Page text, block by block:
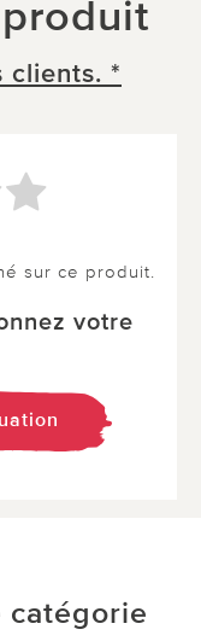
clients. *
sur ce produit.
votre
catégorie